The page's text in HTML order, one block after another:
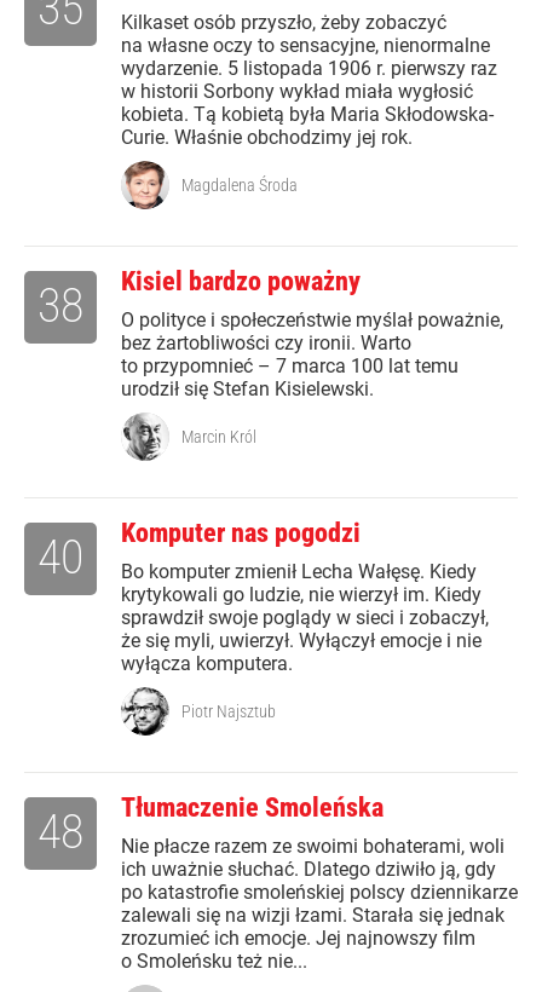
Kilkaset osób przyszło, żeby zobaczyć
na własne oczy to sensacyjne, nienormalne
wydarzenie. 5 listopada 1906 r. pierwszy raz
w historii Sorbony wykład miała wygłosić
kobieta. Tą kobietą była Maria Skłodowska-
Curie. Właśnie obchodzimy jej rok.
Magdalena Środa
Kisiel bardzo poważny
O polityce i społeczeństwie myślał poważnie,
bez żartobliwości czy ironii. Warto
to przypomnieć – 7 marca 100 lat temu
urodził się Stefan Kisielewski.
38
Marcin Król
Komputer nas pogodzi
Bo komputer zmienił Lecha Wałęsę. Kiedy
krytykowali go ludzie, nie wierzył im. Kiedy
sprawdził swoje poglądy w sieci i zobaczył,
że się myli, uwierzył. Wyłączył emocje i nie
wyłącza komputera.
40
Piotr Najsztub
Tłumaczenie Smoleńska
Nie płacze razem ze swoimi bohaterami, woli
ich uważnie słuchać. Dlatego dziwiło ją, gdy
po katastrofie smoleńskiej polscy dziennikarze
zalewali się na wizji łzami. Starała się jednak
zrozumieć ich emocje. Jej najnowszy film
o Smoleńsku też nie...
48